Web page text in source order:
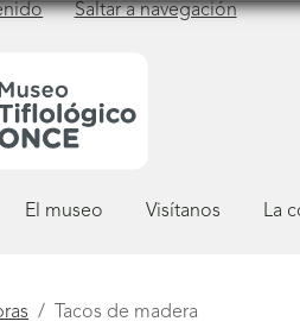
Saltar a navegación
El museo Visítanos La
Tacos de madera